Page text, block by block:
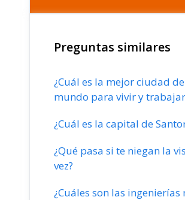
Preguntas similares
¿Cuál es la mejor ciudad
mundo para vivir y
¿Cuál es la capital de
¿Qué pasa si te niegan la
vez?
¿Cuáles son las ingenierías